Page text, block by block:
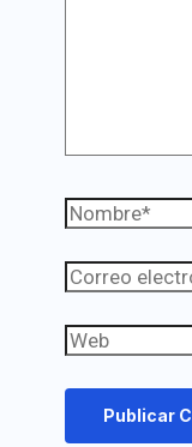
Nombre*
Correo
electrónico*
Web